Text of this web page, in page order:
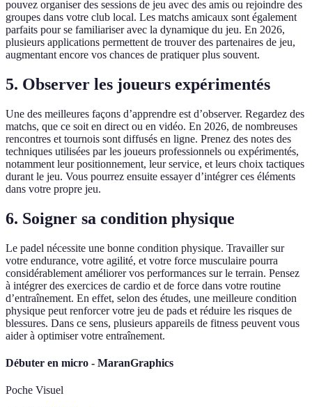
pouvez organiser des sessions de jeu avec des amis ou rejoindre des
groupes dans votre club local. Les matchs amicaux sont également
parfaits pour se familiariser avec la dynamique du jeu. En 2026,
plusieurs applications permettent de trouver des partenaires de jeu,
augmentant encore vos chances de pratiquer plus souvent.
5. Observer les joueurs expérimentés
Une des meilleures façons d’apprendre est d’observer. Regardez des
matchs, que ce soit en direct ou en vidéo. En 2026, de nombreuses
rencontres et tournois sont diffusés en ligne. Prenez des notes des
techniques utilisées par les joueurs professionnels ou expérimentés,
notamment leur positionnement, leur service, et leurs choix tactiques
durant le jeu. Vous pourrez ensuite essayer d’intégrer ces éléments
dans votre propre jeu.
6. Soigner sa condition physique
Le padel nécessite une bonne condition physique. Travailler sur
votre endurance, votre agilité, et votre force musculaire pourra
considérablement améliorer vos performances sur le terrain. Pensez
à intégrer des exercices de cardio et de force dans votre routine
d’entraînement. En effet, selon des études, une meilleure condition
physique peut renforcer votre jeu de pads et réduire les risques de
blessures. Dans ce sens, plusieurs appareils de fitness peuvent vous
aider à optimiser votre entraînement.
Débuter en micro - MaranGraphics
Poche Visuel